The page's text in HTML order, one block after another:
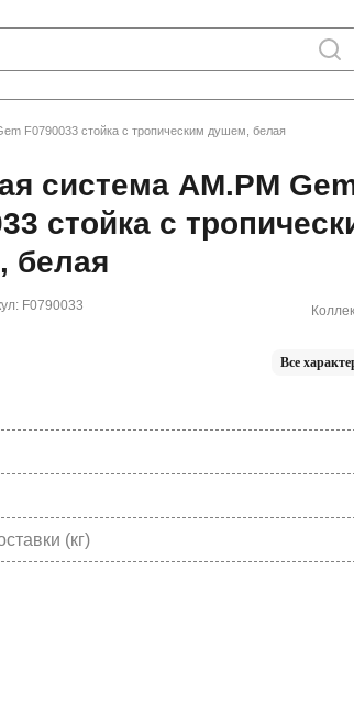
F0790033 стойка с тропическим душем, белая
система AM.PM
стойка с
белая
F0790033
Все
(кг)